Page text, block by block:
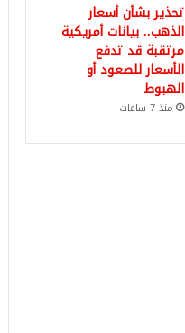
تحذير بشأن أسعار
الذهب.. بيانات أمريكية
مرتقبة قد تدفع
الأسعار للصعود أو
الهبوط
منذ 7 ساعات